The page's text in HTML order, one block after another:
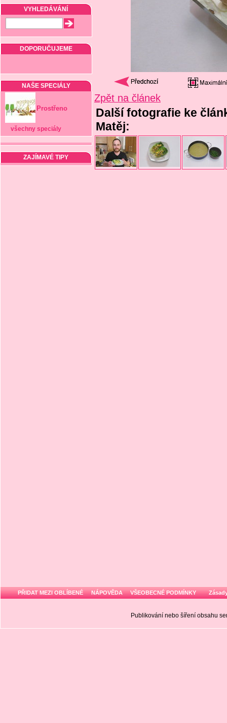
VYHLEDÁVÁNÍ
DOPORUČUJEME
NAŠE SPECIÁLY
Prostřeno
všechny speciály
ZAJÍMAVÉ TIPY
Zpět na článek
Další fotografie ke
Matěj:
PŘIDAT MEZI OBLÍBENÉ NÁPOVĚDA VŠEOBECNÉ PODMÍNKY
Publikování nebo šíření obsahu